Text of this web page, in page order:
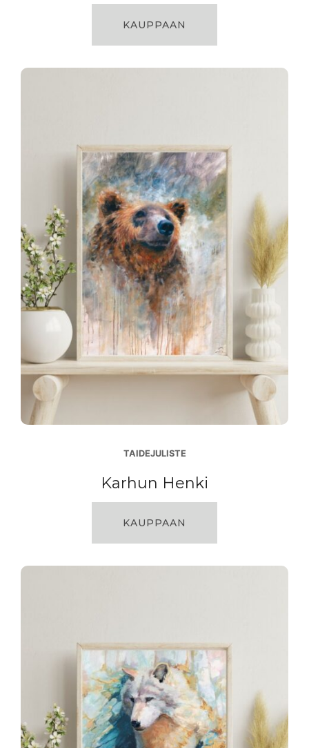
KAUPPAAN
TAIDEJULISTE
Karhun Henki
KAUPPAAN